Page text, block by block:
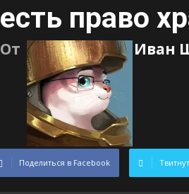
есть право
От Иван
Поделиться в Facebook